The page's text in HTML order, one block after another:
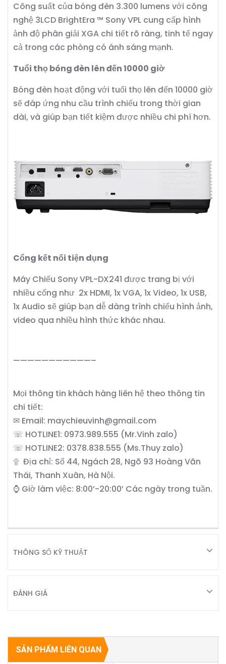
Công suất của bóng đèn 3.300 lumens với công
nghệ 3LCD BrightEra ™ Sony VPL cung cấp hình
ảnh độ phân giải XGA chi tiết rõ ràng, tinh tế ngay
cả trong các phòng có ánh sáng mạnh.
Tuổi thọ bóng đèn lên đến 10000 giờ
Bóng đèn hoạt động với tuổi thọ lên đến 10000 giờ
sẽ đáp ứng nhu cầu trình chiếu trong thời gian
dài, và giúp bạn tiết kiệm được nhiều chi phí hơn.
Cổng kết nối tiện dụng
Máy Chiếu Sony VPL-DX241 được trang bị với
nhiều cổng như 2x HDMI, 1x VGA, 1x Video, 1x USB,
1x Audio sẽ giúp bạn dễ dàng trình chiếu hình ảnh,
video qua nhiều hình thức khác nhau.
———————————–
Mọi thông tin khách hàng liên hệ theo thông tin
chi tiết:
✉ Email: maychieuvinh@gmail.com
☏ HOTLINE1: 0973.989.555 (Mr.Vinh zalo)
☏ HOTLINE2: 0378.838.555 (Ms.Thuy zalo)
۩ Địa chỉ: Số 44, Ngách 28, Ngõ 93 Hoàng Văn
Thái, Thanh Xuân, Hà Nội.
⌚ Giờ làm việc: 8:00’-20:00’ Các ngày trong tuần.
THÔNG SỐ KỸ THUẬT
ĐÁNH GIÁ
SẢN PHẨM LIÊN QUAN